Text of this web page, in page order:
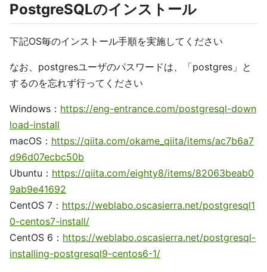
PostgreSQLのインストール
下記OS毎のインストール手順を実施してください
なお、postgresユーザのパスワードは、「postgres」と
するのを忘れず行ってください
Windows： https://eng-entrance.com/postgresql-down
load-install
macOS： https://qiita.com/okame_qiita/items/ac7b6a7
d96d07ecbc50b
Ubuntu： https://qiita.com/eighty8/items/82063beab0
9ab9e41692
CentOS 7： https://weblabo.oscasierra.net/postgresql1
0-centos7-install/
CentOS 6： https://weblabo.oscasierra.net/postgresql-
installing-postgresql9-centos6-1/